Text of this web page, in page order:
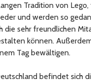
Tradition von
und werden so
die sehr freundlichen
können.
Tag bewältigen.
befindet sich